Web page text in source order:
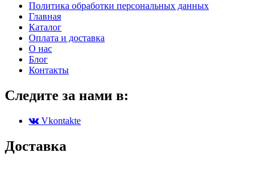
Политика обработки персональных данных
Главная
Каталог
Оплата и доставка
О нас
Блог
Контакты
Следите за нами в:
Vkontakte
Доставка